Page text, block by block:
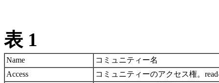
表 1
Name
コミュニティー名
Access
コミュニティーのアクセス権。